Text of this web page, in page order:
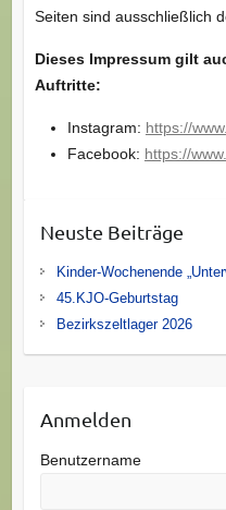
Seiten sind ausschließlich
Dieses Impressum gilt
Auftritte:
Instagram: https://
Facebook: https://
Neuste Beiträge
Kinder-Wochenende
45.KJO-Geburtstag
Bezirkszeltlager 2026
Anmelden
Benutzername